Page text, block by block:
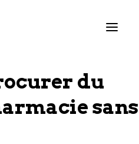
du
sans